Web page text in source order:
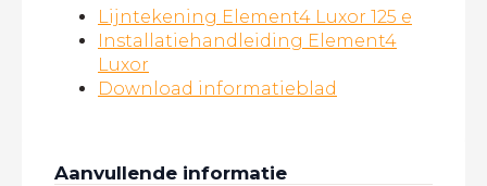
Lijntekening Element4 Luxor 125 e
Installatiehandleiding Element4
Luxor
Download informatieblad
Aanvullende informatie